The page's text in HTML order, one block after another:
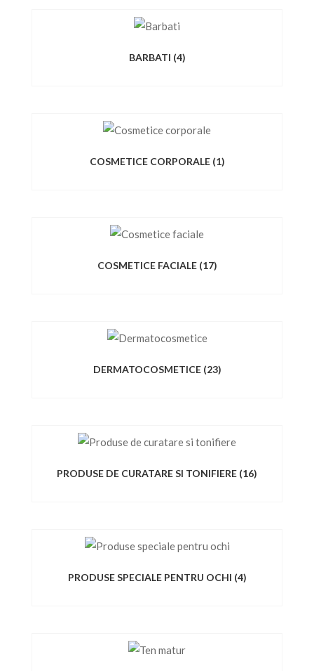
BARBATI (4)
COSMETICE CORPORALE (1)
COSMETICE FACIALE (17)
DERMATOCOSMETICE (23)
PRODUSE DE CURATARE SI TONIFIERE (16)
PRODUSE SPECIALE PENTRU OCHI (4)